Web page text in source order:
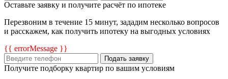
Оставьте заявку и получите расчёт по ипотеке
Перезвоним в течение 15 минут, зададим несколько вопросов
и расскажем, как получить ипотеку на выгодных условиях
{{ errorMessage }}
Подать заявку
Получите подборку квартир по вашим условиям